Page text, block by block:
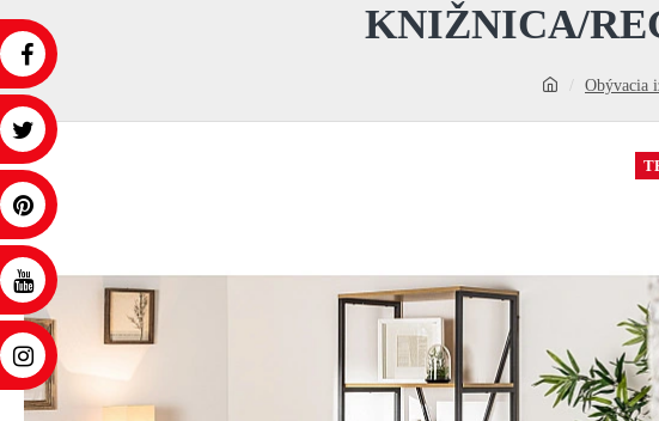
Obývacia
KNIŽNICA/